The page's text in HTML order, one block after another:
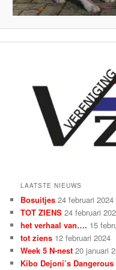
LAATSTE NIEUWS
Bosuitjes 24 februari 2024
TOT ZIENS 24 februari
het verhaal van…. 15
tot ziens 12 februari 2024
Week 5 N-nest 20 januari
Kibo Dejoni’s